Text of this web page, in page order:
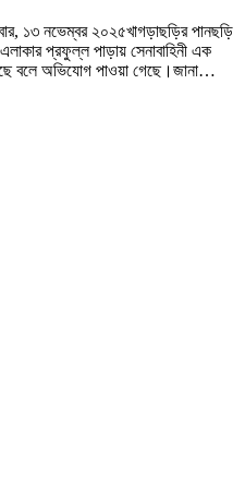
১৩ নভেম্বর ২০২৫খাগড়াছড়ির পানছড়ি
প্রফুল্ল পাড়ায় সেনাবাহিনী এক
বলে অভিযোগ পাওয়া গেছে।জানা…